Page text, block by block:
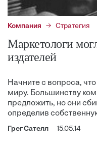
Компания Стратегия
Маркетологи
издателей
Начните с вопроса,
миру. Большинству
предложить, но они
определив
Грег Сателл 15.05.14